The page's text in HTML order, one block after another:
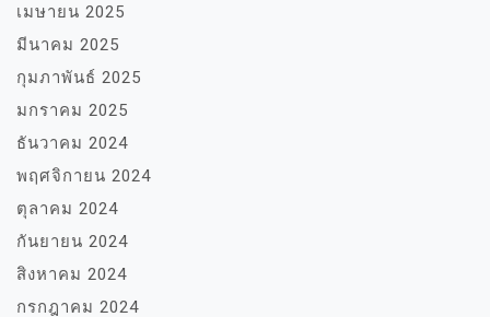
เมษายน 2025
มีนาคม 2025
กุมภาพันธ์ 2025
มกราคม 2025
ธันวาคม 2024
พฤศจิกายน 2024
ตุลาคม 2024
กันยายน 2024
สิงหาคม 2024
กรกฎาคม 2024